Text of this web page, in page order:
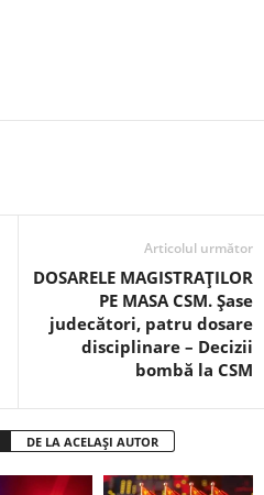
Articolul următor
DOSARELE MAGISTRAȚILOR
PE MASA CSM. Șase
judecători, patru dosare
disciplinare – Decizii
bombă la CSM
DE LA ACELAȘI AUTOR